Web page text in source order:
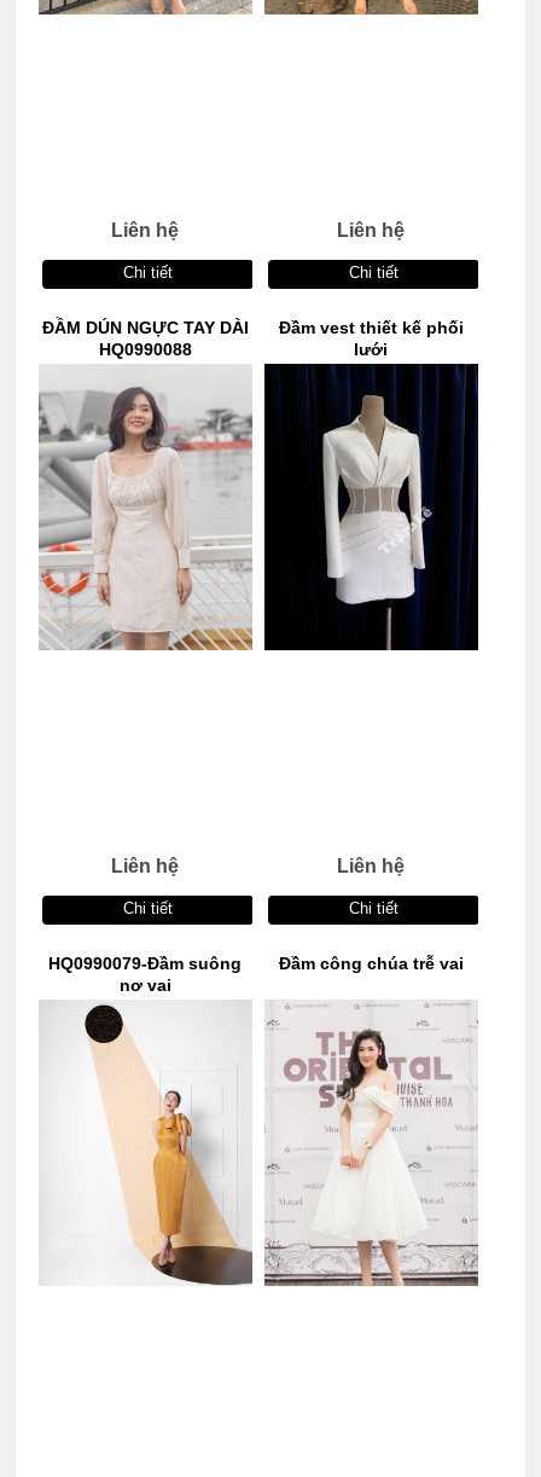
Liên hệ
Chi tiết
Liên hệ
Chi tiết
ĐẦM DÚN NGỰC TAY DÀI
HQ0990088
Liên hệ
Chi tiết
Đầm vest thiết kế phối
lưới
Liên hệ
Chi tiết
HQ0990079-Đầm suông
nơ vai
Đầm công chúa trễ vai